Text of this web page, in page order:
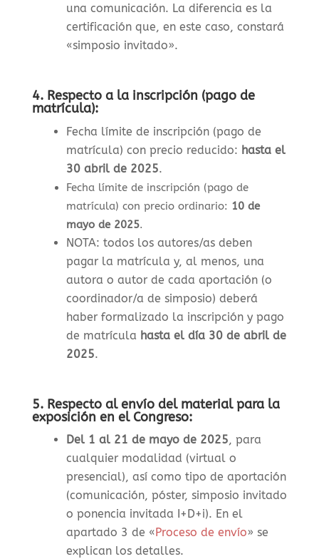
una comunicación. La diferencia es la
certificación que, en este caso, constará
«simposio invitado».
4. Respecto a la inscripción (pago de
matrícula):
Fecha límite de inscripción (pago de
matrícula) con precio reducido: hasta el
30 abril de 2025.
Fecha límite de inscripción (pago de
matrícula) con precio ordinario: 10 de
mayo de 2025.
NOTA: todos los autores/as deben
pagar la matrícula y, al menos, una
autora o autor de cada aportación (o
coordinador/a de simposio) deberá
haber formalizado la inscripción y pago
de matrícula hasta el día 30 de abril de
2025.
5. Respecto al envío del material para la
exposición en el Congreso:
Del 1 al 21 de mayo de 2025, para
cualquier modalidad (virtual o
presencial), así como tipo de aportación
(comunicación, póster, simposio invitado
o ponencia invitada I+D+i). En el
apartado 3 de «Proceso de envío» se
explican los detalles.